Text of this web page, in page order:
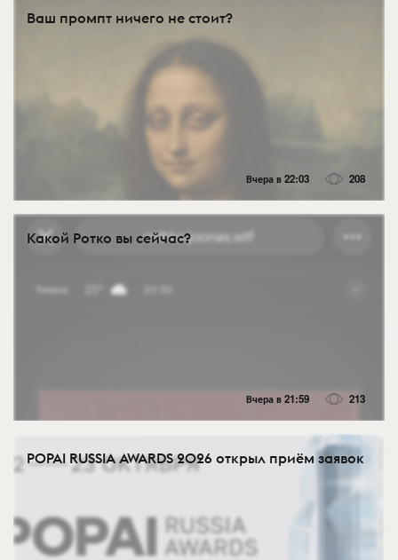
Ваш промпт ничего не стоит?
Вчера в 22:03 208
Какой Ротко вы сейчас?
Вчера в 21:59 213
POPAI RUSSIA AWARDS 2026 открыл приём заявок